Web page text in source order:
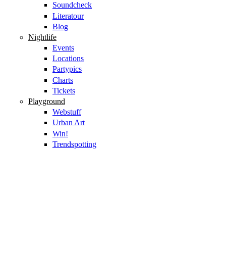
Soundcheck
Literatour
Blog
Nightlife
Events
Locations
Partypics
Charts
Tickets
Playground
Webstuff
Urban Art
Win!
Trendspotting